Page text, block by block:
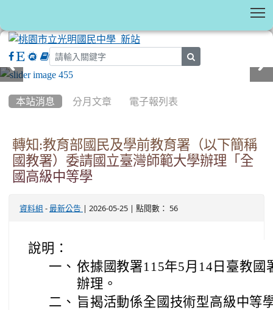
本站消息 分月文章 電子報列表
轉知:教育部國民及學前教育署（以下簡稱
國教署）委請國立臺灣師範大學辦理「全
國高級中等學
資料組 - 最新公告 | 2026-05-25 | 點閱數： 56
說明：
一、 依據國教署115年5月14日臺教國
辦理。
二、 旨揭活動係全國技術型高級中等